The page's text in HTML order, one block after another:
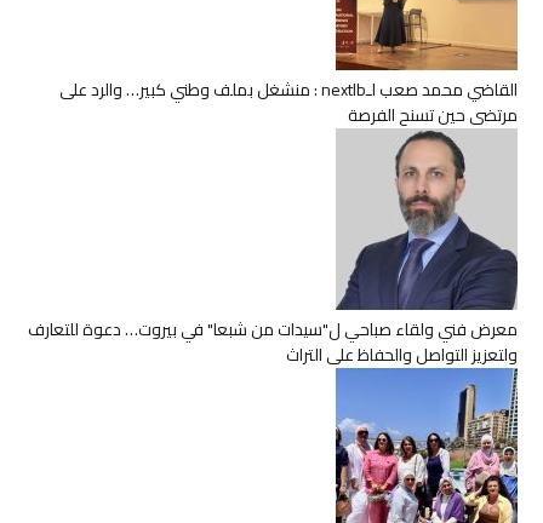
القاضي محمد صعب لـnextlb : منشغل بملف وطني كبير… والرد على
مرتضى حين تسنح الفرصة
معرض فني ولقاء صباحي ل"سيدات من شبعا" في بيروت… دعوة للتعارف
ولتعزيز التواصل والحفاظ على التراث